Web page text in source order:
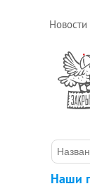
Новости
Наши